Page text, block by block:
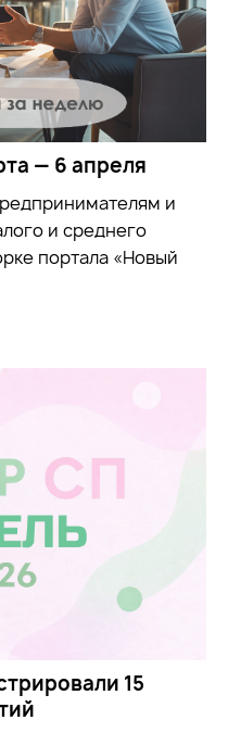
— 6 апреля
и
и среднего
портала «Новый
15